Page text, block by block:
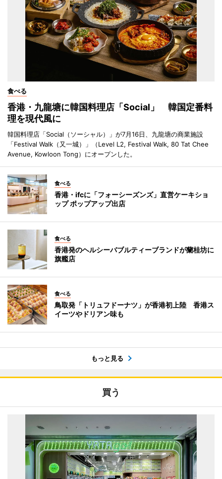
食べる
香港・九龍塘に韓国料理店「Social」 韓国定番料
理を現代風に
韓国料理店「Social（ソーシャル）」が7月16日、九龍塘の商業施設
「Festival Walk（又一城）」（Level L2, Festival Walk, 80 Tat Chee
Avenue, Kowloon Tong）にオープンした。
食べる
香港・ifcに「フォーシーズンズ」直営ケーキショ
ップ ポップアップ出店
食べる
香港発のヘルシーバブルティーブランドが蘭桂坊に
旗艦店
食べる
鳥取発「トリュフドーナツ」が香港初上陸 香港ス
イーツやドリアン味も
もっと見る
買う